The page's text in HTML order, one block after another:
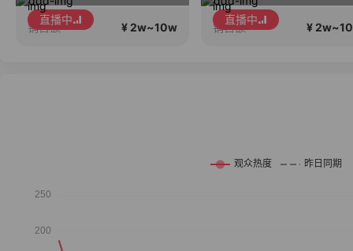
直播中
销售额 ¥ 2w~10w
直播中
销售额 ¥